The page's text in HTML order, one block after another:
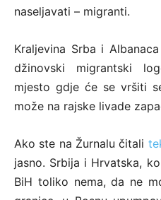
naseljavati – migranti.
Kraljevina Srba i
džinovski migrantski
mjesto gdje će se vršiti
može na rajske livade
Ako ste na Žurnalu čitali
jasno. Srbija i Hrvatska,
BiH toliko nema, da ne